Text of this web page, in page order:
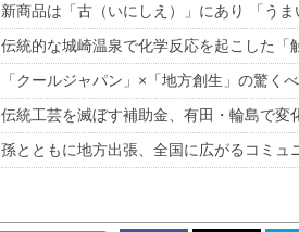
新商品は「古（いにしえ）」にあり 「う
伝統的な城崎温泉で化学反応を起こした「
「クールジャパン」×「地方創生」の驚くべ
伝統工芸を滅ぼす補助金、有田・輪島で変
孫とともに地方出張、全国に広がるコミュ